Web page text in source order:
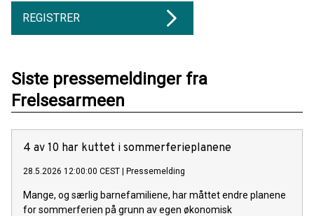
REGISTRER
Siste pressemeldinger fra
Frelsesarmeen
4 av 10 har kuttet i sommerferieplanene
28.5.2026 12:00:00 CEST Pressemelding
Mange, og særlig barnefamiliene, har måttet endre planene
for sommerferien på grunn av egen økonomisk